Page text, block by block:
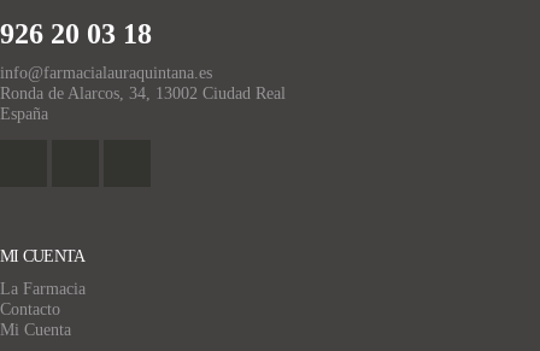
926 20 03 18
info@farmacialauraquintana.es
Ronda de Alarcos, 34, 13002 Ciudad Real
España
MI CUENTA
La Farmacia
Contacto
Mi Cuenta